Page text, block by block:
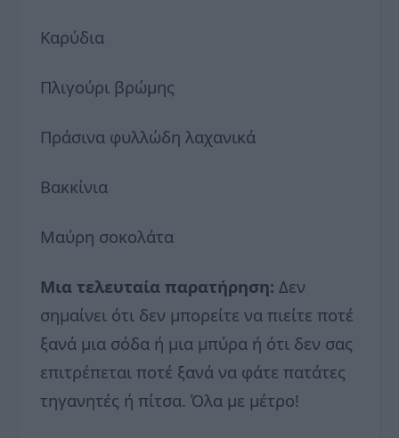
Καρύδια
Πλιγούρι βρώμης
Πράσινα φυλλώδη λαχανικά
Βακκίνια
Μαύρη σοκολάτα
Μια τελευταία παρατήρηση: Δεν
σημαίνει ότι δεν μπορείτε να πιείτε ποτέ
ξανά μια σόδα ή μια μπύρα ή ότι δεν σας
επιτρέπεται ποτέ ξανά να φάτε πατάτες
τηγανητές ή πίτσα. Όλα με μέτρο!